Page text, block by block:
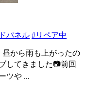
パネル #リペア中
から雨も上がったの
してきました📷前回
ツや ...